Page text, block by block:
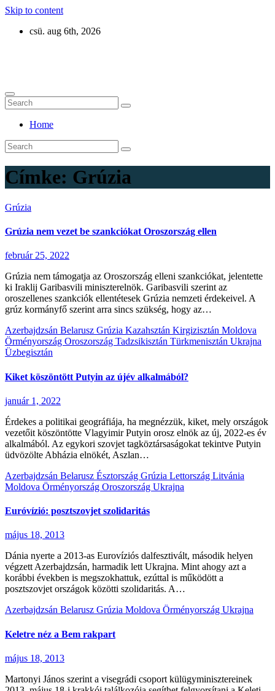
Skip to content
csü. aug 6th, 2026
Home
Címke: Grúzia
Grúzia
Grúzia nem vezet be szankciókat Oroszország ellen
február 25, 2022
Grúzia nem támogatja az Oroszország elleni szankciókat, jelentette
ki Iraklij Garibasvili miniszterelnök. Garibasvili szerint az
oroszellenes szankciók ellentétesek Grúzia nemzeti érdekeivel. A
grúz kormányfő szerint arra sincs szükség, hogy az…
Azerbajdzsán Belarusz Grúzia Kazahsztán Kirgizisztán Moldova
Örményország Oroszország Tadzsikisztán Türkmenisztán Ukrajna
Üzbegisztán
Kiket köszöntött Putyin az újév alkalmából?
január 1, 2022
Érdekes a politikai geográfiája, ha megnézzük, kiket, mely országok
vezetőit köszöntötte Vlagyimir Putyin orosz elnök az új, 2022-es év
alkalmából. Az egykori szovjet tagköztársaságokat tekintve Putyin
üdvözölte Abházia elnökét, Aszlan…
Azerbajdzsán Belarusz Észtország Grúzia Lettország Litvánia
Moldova Örményország Oroszország Ukrajna
Euróvízió: posztszovjet szolidaritás
május 18, 2013
Dánia nyerte a 2013-as Eurovíziós dalfesztivált, második helyen
végzett Azerbajdzsán, harmadik lett Ukrajna. Mint ahogy azt a
korábbi években is megszokhattuk, ezúttal is működött a
posztszovjet országok közötti szolidaritás. A…
Azerbajdzsán Belarusz Grúzia Moldova Örményország Ukrajna
Keletre néz a Bem rakpart
május 18, 2013
Martonyi János szerint a visegrádi csoport külügyminisztereinek